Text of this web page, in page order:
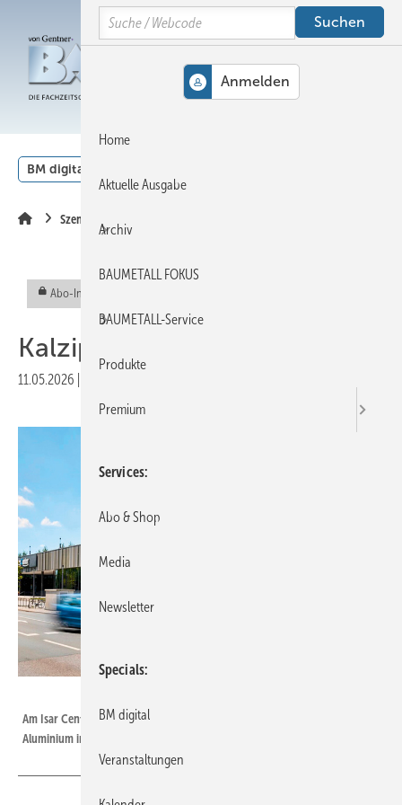
Hauptinhalt
Hauptmenü
SiteSearch
BM digital
Szene
Abo-Inhalt
Ka lzip unter neuem Dach
11.05.2026
Am Isar Center in Ottobrunn wurde das Kalzip-FC-Fassadensystem aus ­
Aluminium installiert
Search
Home
Aktuelle Ausgabe
Archiv
BAUMETALL FOKUS
BAUMETALL-Service
Produkte
Premium
Services
Abo & Shop
Media
Newsletter
Specials
BM digital
Veranstaltungen